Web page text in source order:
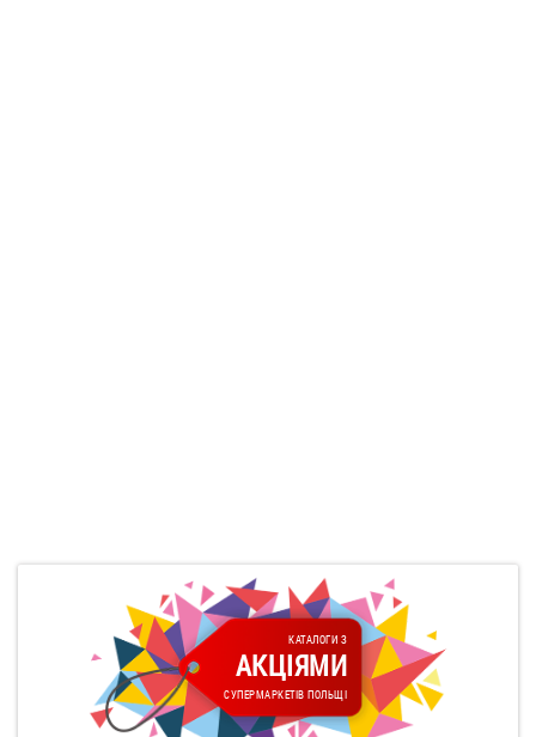
КАТАЛОГИ З
АКЦІЯМИ
СУПЕРМАРКЕТІВ ПОЛЬЩІ